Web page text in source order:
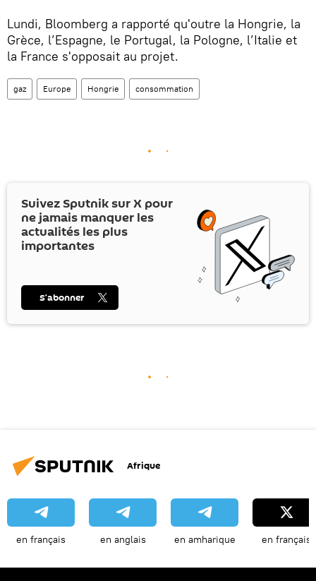
Lundi, Bloomberg a rapporté qu'outre la Hongrie, la
Grèce, l’Espagne, le Portugal, la Pologne, l’Italie et
la France s'opposait au projet.
gaz Europe Hongrie consommation
Suivez Sputnik surX pour
ne jamais manquer les
actualités les plus
importantes
S’abonner
Afrique
en français en anglais en amharique en français